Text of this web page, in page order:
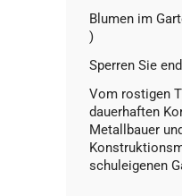
Blumen im
)
Sperren Sie
Vom rostigen
dauerhaften
Metallbauer und
schuleigenen